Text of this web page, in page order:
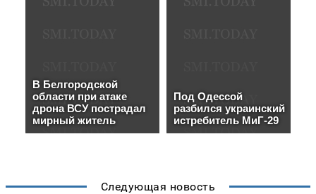
Следующая новость